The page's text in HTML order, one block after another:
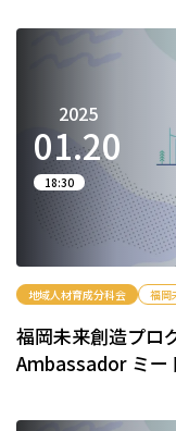
2025
01.20
18:30
地域人材育成分科会 福岡
福岡未来創造プロ
Ambassador ミー